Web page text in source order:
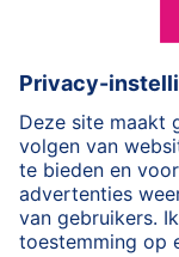
HiPP
Stempel